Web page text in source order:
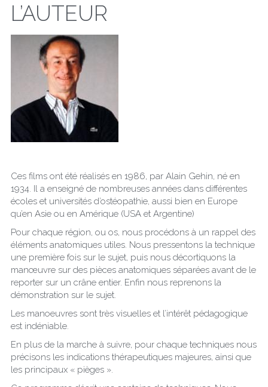
L’AUTEUR
Ces films ont été réalisés en 1986, par Alain Gehin, né en
1934. Il a enseigné de nombreuses années dans différentes
écoles et universités d’ostéopathie, aussi bien en Europe
qu’en Asie ou en Amérique (USA et Argentine)
Pour chaque région, ou os, nous procédons à un rappel des
éléments anatomiques utiles. Nous pressentons la technique
une première fois sur le sujet, puis nous décortiquons la
manœuvre sur des pièces anatomiques séparées avant de le
reporter sur un crâne entier. Enfin nous reprenons la
démonstration sur le sujet.
Les manoeuvres sont très visuelles et l’intérêt pédagogique
est indéniable.
En plus de la marche à suivre, pour chaque techniques nous
précisons les indications thérapeutiques majeures, ainsi que
les principaux « pièges ».